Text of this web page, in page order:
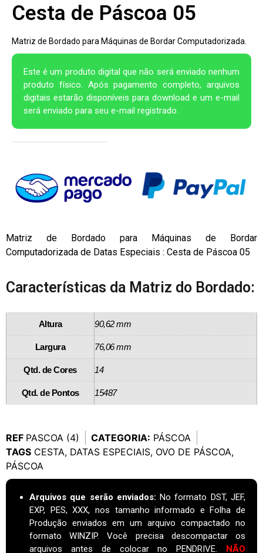
Cesta de Páscoa 05
Matriz de Bordado para Máquinas de Bordar Computadorizada.
Este é um produto digital que não será enviado nenhum
produto físico. Após pagamento completo, arquivos
digitais estarão disponíveis para download e um e-mail
será enviado para seu e-mail registrado.
Matriz de Bordado para Máquinas de Bordar
Computadorizada de Datas Especiais : Cesta de Páscoa 05
Características da Matriz do Bordado:
Altura 90,62 mm
Largura 76,06 mm
Qtd. de Cores 14
Qtd. de Pontos 15487
REF PASCOA (4) CATEGORIA: PÁSCOA
TAGS CESTA, DATAS ESPECIAIS, OVO DE PÁSCOA,
PÁSCOA
Arquivos que serão enviados: No formato DST, JEF,
EXP, PES, XXX, nos tamanho informado e Folha de
Produção enviados em um arquivo compactado no
formato WINZIP. Você precisa descompactar os
arquivos antes de colocar no PENDRIVE. NÃO